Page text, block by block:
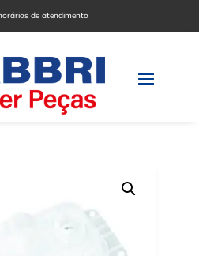
de atendimento